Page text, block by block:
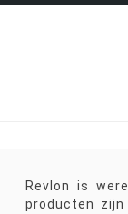
Revlon is
producten zijn